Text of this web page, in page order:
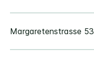
Margaretenstrasse 53